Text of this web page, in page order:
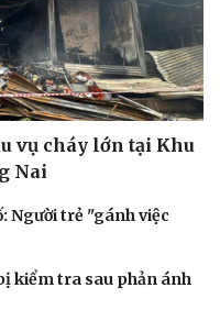
vụ cháy lớn tại Khu
Nai
Người trẻ "gánh việc
kiểm tra sau phản ánh